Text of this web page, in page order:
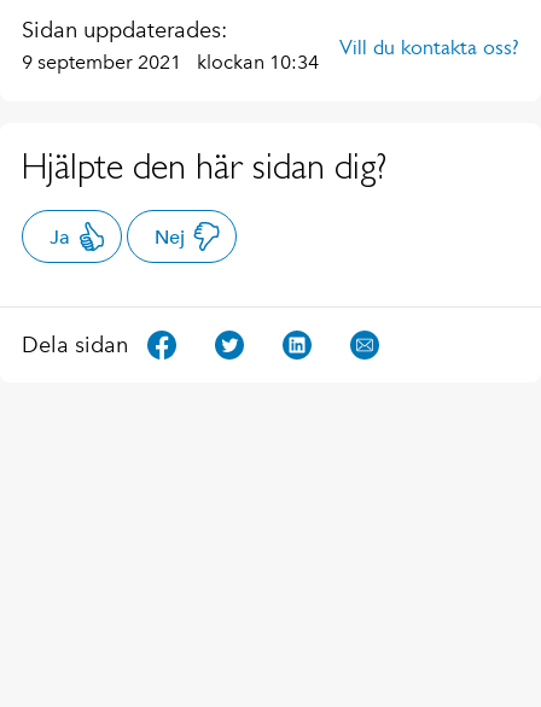
Sidan uppdaterades:
9 september 2021 klockan 10:34
Vill du kontakta oss?
Hjälpte den här sidan dig?
Ja Nej
Dela sidan